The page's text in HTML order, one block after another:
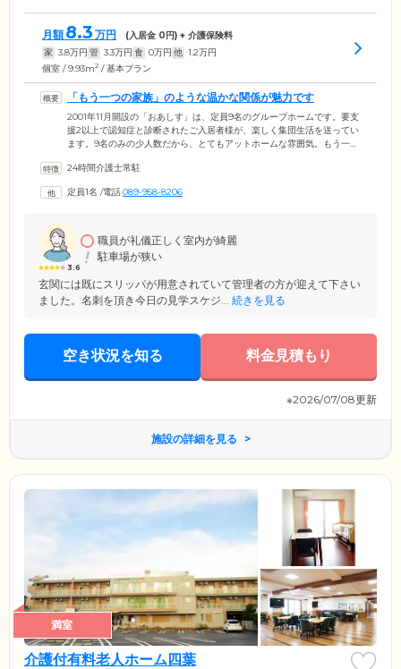
月額 8.3 万円 (入居金 0円) + 介護保険料
家 3.8万円 管 3.3万円 食 0万円 他 1.2万円
個室 / 9.93m2 / 基本プラン
「もう一つの家族」のような温かな関係が魅力です
2001年11月開設の「おあしす」は、定員9名のグループホームです。要支
援2以上で認知症と診断されたご入居者様が、楽しく集団生活を送ってい
ます。9名のみの少人数だから、とてもアットホームな雰囲気。もう一つ
過ごせることが魅力です。介護スタッフは、24時間365日体制でご入居者
スーパーへ買い物に行ったり、日常的な家事を行い、こころとからだを
24時間介護士常駐
定員1名 /電話089-958-8206
3.6
職員が礼儀正しく室内が綺麗
駐車場が狭い
玄関には既にスリッパが用意されていて管理者の方が迎えて下さい
ました。名刺を頂き今日の見学スケジ... 続きを見る
空き状況を知る 料金見積もり
※2026/07/08更新
施設の詳細を見る
満室
介護付有料老人ホーム四葉